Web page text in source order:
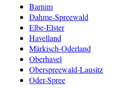
Barnim
Dahme-Spreewald
Elbe-Elster
Havelland
Märkisch-Oderland
Oberhavel
Oberspreewald-Lausitz
Oder-Spree